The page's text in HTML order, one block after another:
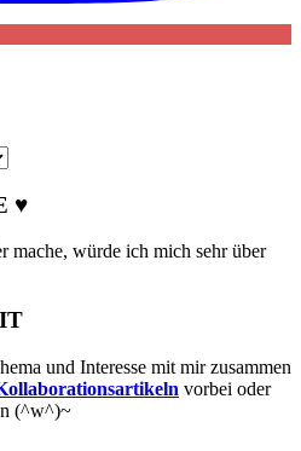
♥
mache, würde ich mich sehr über
und Interesse mit mir zusammen
vorbei oder
(^w^)~